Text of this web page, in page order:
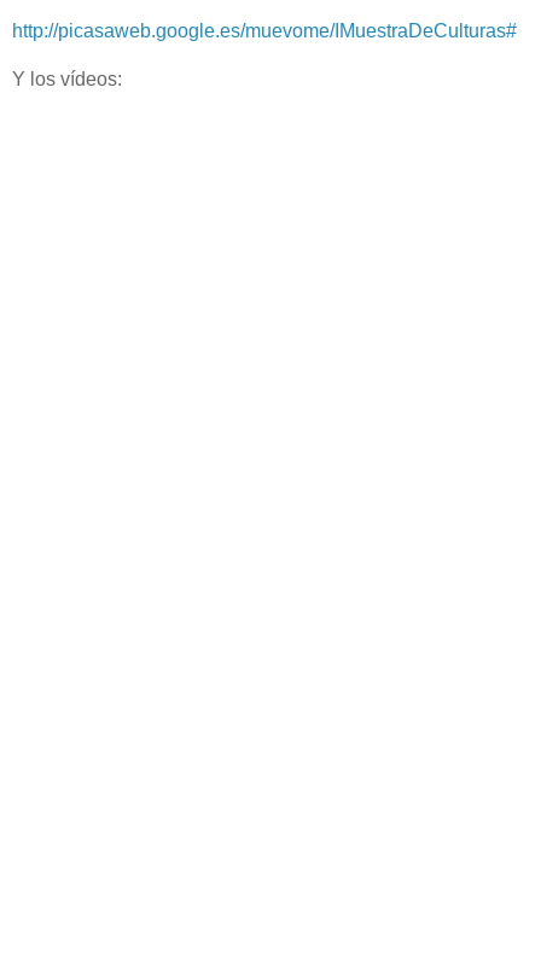
http://picasaweb.google.es/muevome/IMuestraDeCulturas#
Y los vídeos: